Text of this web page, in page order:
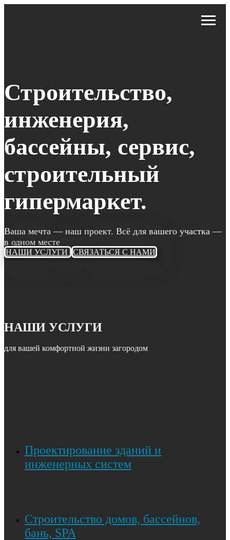
Строительство,
инженерия,
бассейны, сервис,
строительный
гипермаркет.
Ваша мечта — наш проект. Всё для вашего участка —
в одном месте
НАШИ УСЛУГИ СВЯЗАТЬСЯ С НАМИ
НАШИ УСЛУГИ
для вашей комфортной жизни загородом
Проектирование зданий и
инженерных систем
Строительство домов, бассейнов,
бань, SPA